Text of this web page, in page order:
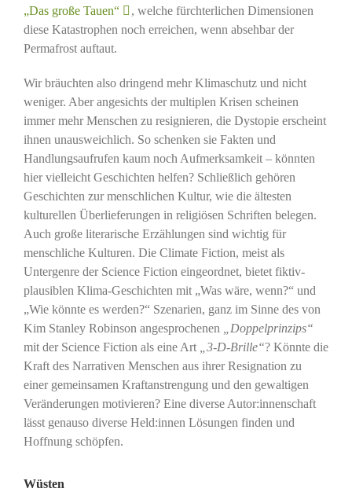
„Das große Tauen“
, welche fürchterlichen Dimensionen
diese Katastrophen noch erreichen, wenn absehbar der
Permafrost auftaut.
Wir bräuchten also dringend mehr Klimaschutz und nicht
weniger. Aber angesichts der multiplen Krisen scheinen
immer mehr Menschen zu resignieren, die Dystopie erscheint
ihnen unausweichlich. So schenken sie Fakten und
Handlungsaufrufen kaum noch Aufmerksamkeit – könnten
hier vielleicht Geschichten helfen? Schließlich gehören
Geschichten zur menschlichen Kultur, wie die ältesten
kulturellen Überlieferungen in religiösen Schriften belegen.
Auch große literarische Erzählungen sind wichtig für
menschliche Kulturen. Die Climate Fiction, meist als
Untergenre der Science Fiction eingeordnet, bietet fiktiv-
plausiblen Klima-Geschichten mit „Was wäre, wenn?“ und
„Wie könnte es werden?“ Szenarien, ganz im Sinne des von
Kim Stanley Robinson angesprochenen
„Doppelprinzips“
mit der Science Fiction als eine Art
„3-D-Brille“? Könnte die
Kraft des Narrativen Menschen aus ihrer Resignation zu
einer gemeinsamen Kraftanstrengung und den gewaltigen
Veränderungen motivieren? Eine diverse Autor:innenschaft
lässt genauso diverse Held:innen Lösungen finden und
Hoffnung schöpfen.
Wüsten